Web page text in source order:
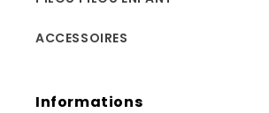
ACCESSOIRES
Informations